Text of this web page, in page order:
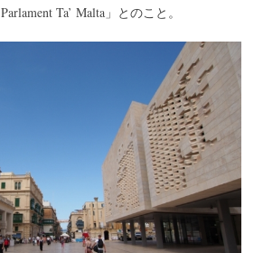
Parlament Ta’ Malta 」とのこと。